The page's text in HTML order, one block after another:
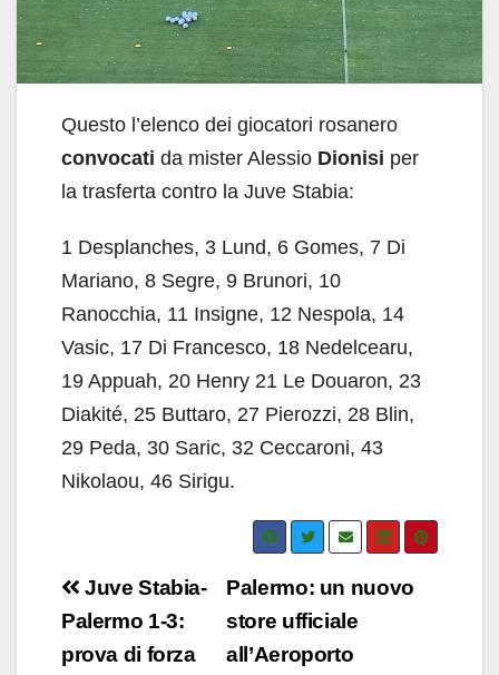
Questo l’elenco dei giocatori rosanero
convocati da mister Alessio Dionisi per
la trasferta contro la Juve Stabia:
1 Desplanches, 3 Lund, 6 Gomes, 7 Di
Mariano, 8 Segre, 9 Brunori, 10
Ranocchia, 11 Insigne, 12 Nespola, 14
Vasic, 17 Di Francesco, 18 Nedelcearu,
19 Appuah, 20 Henry 21 Le Douaron, 23
Diakité, 25 Buttaro, 27 Pierozzi, 28 Blin,
29 Peda, 30 Saric, 32 Ceccaroni, 43
Nikolaou, 46 Sirigu.
Navigazione
articoli
Palermo: un nuovo
store ufficiale
all’Aeroporto
Juve Stabia-
Palermo 1-3:
prova di forza